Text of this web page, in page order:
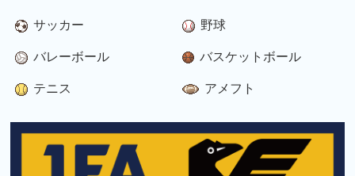
サッカー 野球
バレーボール バスケットボール
テニス アメフト